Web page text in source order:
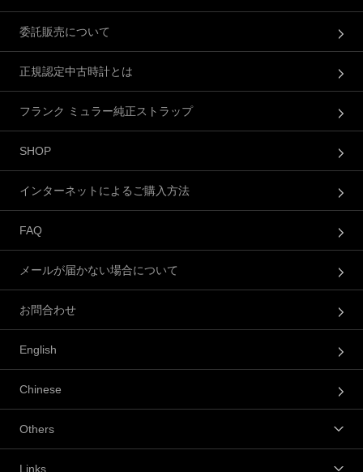
委託販売について
正規認定中古時計とは
フランク ミュラー純正ストラップ
SHOP
インターネットによるご購入方法
FAQ
メールが届かない場合について
お問合わせ
English
Chinese
Others
Links